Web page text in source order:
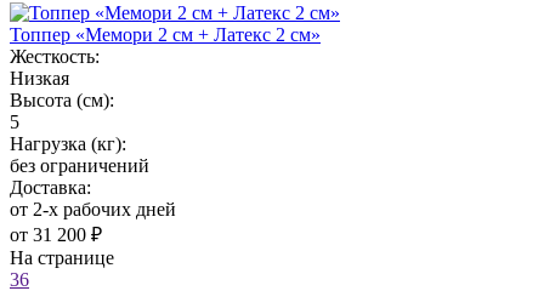
Топпер «Мемори 2 см + Латекс 2 см»
Жесткость:
Низкая
Высота (см):
5
Нагрузка (кг):
без ограничений
Доставка:
от 2-х рабочих дней
от 31 200 ₽
На странице
36